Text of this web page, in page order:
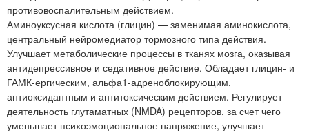
противовоспалительным действием.
Аминоуксусная кислота (глицин) — заменимая аминокислота,
центральный нейромедиатор тормозного типа действия.
Улучшает метаболические процессы в тканях мозга, оказывая
антидепрессивное и седативное действие. Обладает глицин- и
ГАМК-ергическим, альфа1-адреноблокирующим,
антиоксидантным и антитоксическим действием. Регулирует
деятельность глутаматных (NMDA) рецепторов, за счет чего
уменьшает психоэмоциональное напряжение, улучшает